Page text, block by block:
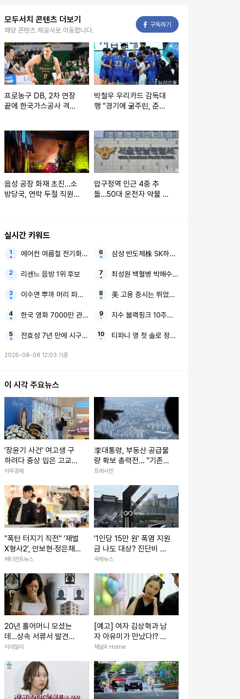
모두서치 콘텐츠 더보기
해당 콘텐츠 제공사로 이동합니다.
구독하기
프로농구 DB, 2차 연장
끝에 한국가스공사 격
박철우 우리카드 감독대
행 "경기에 굶주린, 준비
음성 공장 화재 초진…소
방당국, 연락 두절 직원 2
압구정역 인근 4중 추
돌…50대 운전자 약물 검
실시간 키워드
에어컨 여름철 전기화재 전력 사용량
리센느 음방 1위 후보
이수연 뿌까 머리 파자마 파티
한국 영화 7000만 관객 감독 깜짝 발언
전효성 7년 만에 시구 첫 평가
삼성 반도체株 SK하이닉스
최성원 백혈병 박해수·임철수
美 고용 증시는 뛰었다 S&P500 사상 최고
지수 블랙핑크 10주년 논란
티파니 영 첫 솔로 정규 비주얼 공개
2026-08-08 12:03 기준
이 시각 주요뉴스
'장윤기 사건' 여고생 구
하려다 중상 입은 고교생,
의상자 인정
아주경제
李대통령, 부동산 공급물
량 확보 총력전… "기존
방식 매달리지 말라"
프레시안
"폭탄 터지기 직전" '재벌
X형사2', 안보현·정은채
조합으로 화려한 출격
메디먼트뉴스
'1인당 15만 원' 폭염 지원
금 나도 대상? 진단비 확
인하세요
국제뉴스
20년 홀어머니 모셨는
데…상속 서류서 발견한
'낯선 이름'
이데일리
[예고] 여자 김상혁과 남
자 아유미가 만났다!? 우
린 솔로탈출 준비 중~♥
채널A Home